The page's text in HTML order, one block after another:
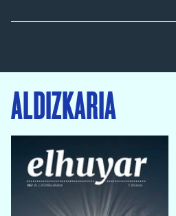
ALDIZKARIA